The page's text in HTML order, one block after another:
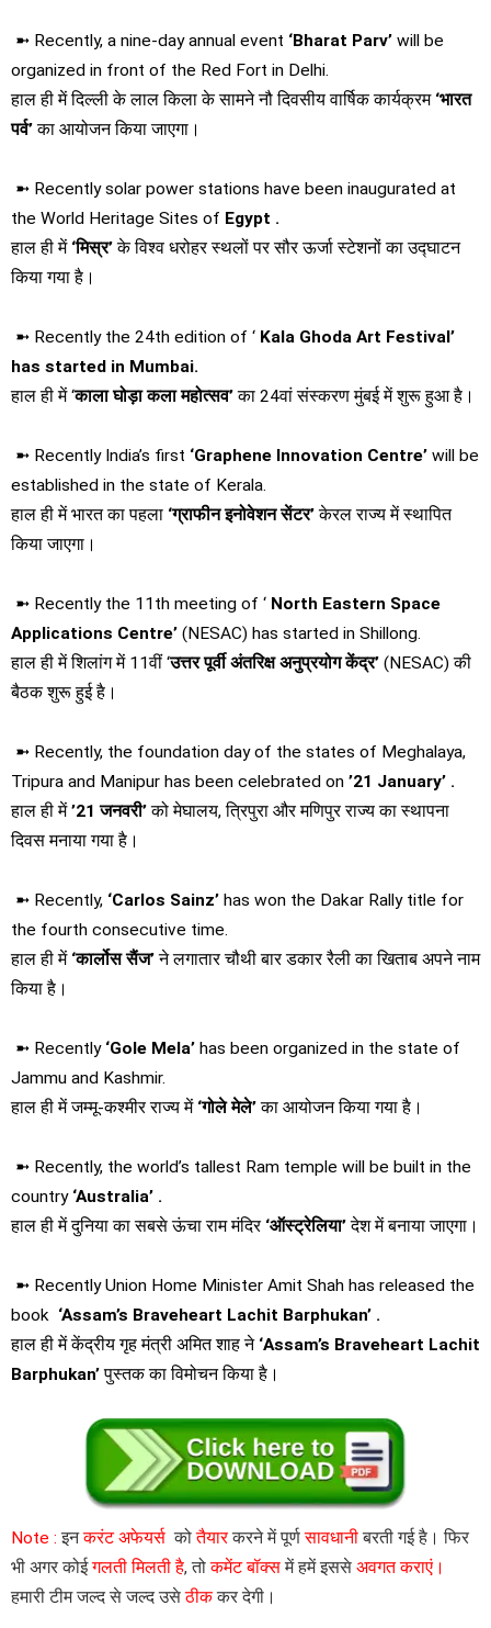
➼ Recently, a nine-day annual event ‘Bharat Parv’ will be
organized in front of the Red Fort in Delhi.
हाल ही में दिल्ली के लाल किला के सामने नौ दिवसीय वार्षिक कार्यक्रम ‘भारत
पर्व’का आयोजन किया जाएगा।
➼ Recently solar power stations have been inaugurated at
the World Heritage Sites of Egypt .
हाल ही में ‘मिस्र’के विश्व धरोहर स्थलों पर सौर ऊर्जा स्टेशनों का उद्घाटन
किया गया है।
➼ Recently the 24th edition of ‘ Kala Ghoda Art Festival’
has started in Mumbai.
हाल ही में ‘काला घोड़ा कला महोत्सव’का 24वां संस्करण मुंबई में शुरू हुआ है।
➼ Recently India’s first ‘Graphene Innovation Centre’ will be
established in the state of Kerala.
हाल ही में भारत का पहला ‘ग्राफीन इनोवेशन सेंटर’केरल राज्य में स्थापित
किया जाएगा।
➼ Recently the 11th meeting of ‘ North Eastern Space
Applications Centre’ (NESAC) has started in Shillong.
हाल ही में शिलांग में 11वीं ‘उत्तर पूर्वी अंतरिक्ष अनुप्रयोग केंद्र’ (NESAC) की
बैठक शुरू हुई है।
➼ Recently, the foundation day of the states of Meghalaya,
Tripura and Manipur has been celebrated on ’21 January’ .
हाल ही में’21 जनवरी’को मेघालय, त्रिपुरा और मणिपुर राज्य का स्थापना
दिवस मनाया गया है।
➼ Recently, ‘Carlos Sainz’ has won the Dakar Rally title for
the fourth consecutive time.
हाल ही में ‘कार्लोस सैंज’ने लगातार चौथी बार डकार रैली का खिताब अपने नाम
किया है।
➼ Recently ‘Gole Mela’ has been organized in the state of
Jammu and Kashmir.
हाल ही में जम्मू-कश्मीर राज्य में ‘गोले मेले’का आयोजन किया गया है।
➼ Recently, the world’s tallest Ram temple will be built in the
country ‘Australia’ .
हाल ही में दुनिया का सबसे ऊंचा राम मंदिर ‘ऑस्ट्रेलिया’देश में बनाया जाएगा।
➼ Recently Union Home Minister Amit Shah has released the
book ‘Assam’s Braveheart Lachit Barphukan’ .
हाल ही में केंद्रीय गृह मंत्री अमित शाह ने ‘Assam’s Braveheart Lachit
Barphukan’पुस्तक का विमोचन किया है।
Note : इनकरंट अफेयर्स कोतैयारकरने में पूर्णसावधानीबरती गई है। फिर
भी अगर कोईगलती मिलती है, तोकमेंट बॉक्समें हमें इससे अवगत कराएं।
हमारी टीम जल्द से जल्द उसेठीककर देगी।